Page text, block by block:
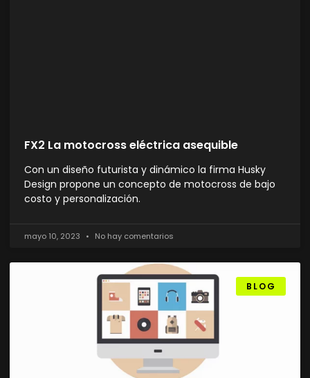
FX2 La motocross eléctrica asequible
Con un diseño futurista y dinámico la firma Husky
Design propone un concepto de motocross de bajo
costo y personalización.
mayo 10, 2023 No hay comentarios
BLOG